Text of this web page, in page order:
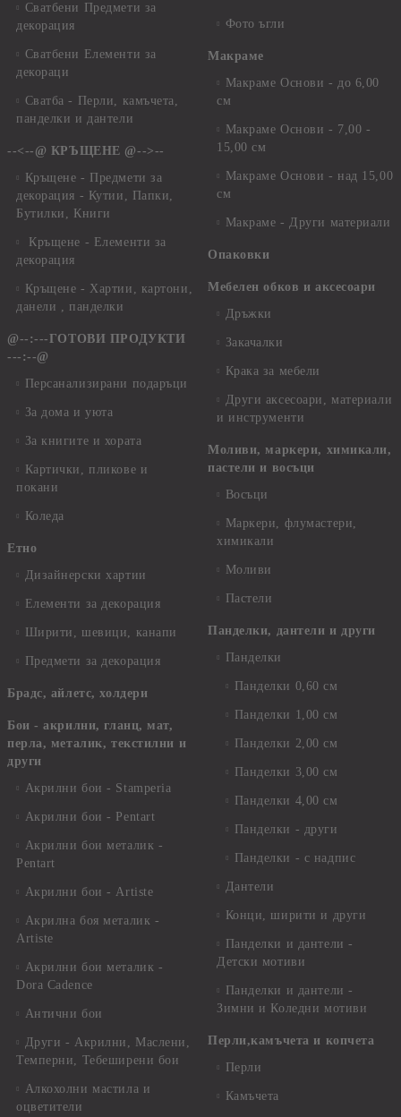
Сватбени Предмети за
декорация
Сватбени Елементи за
декораци
Сватба - Перли, камъчета,
панделки и дантели
--<--@ КРЪЩЕНЕ @-->--
Кръщене - Предмети за
декорация - Кутии, Папки,
Бутилки, Книги
Кръщене - Елементи за
декорация
Кръщене - Хартии, картони,
данели , панделки
@--:---ГОТОВИ ПРОДУКТИ
---:--@
Персанализирани подаръци
За дома и уюта
За книгите и хората
Картички, пликове и
покани
Коледа
Етно
Дизайнерски хартии
Елементи за декорация
Ширити, шевици, канапи
Предмети за декорация
Брадс, айлетс, холдери
Бои - акрилни, гланц, мат,
перла, металик, текстилни и
други
Акрилни бои - Stamperia
Акрилни бои - Pentart
Акрилни бои металик -
Pentart
Акрилни бои - Artiste
Акрилна боя металик -
Artiste
Акрилни бои металик -
Dora Cadence
Антични бои
Други - Акрилни, Маслени,
Темперни, Тебеширени бои
Алкохолни мастила и
оцветители
Фото ъгли
Макраме
Макраме Основи - до 6,00
см
Макраме Основи - 7,00 -
15,00 см
Макраме Основи - над 15,00
см
Макраме - Други материали
Опаковки
Мебелен обков и аксесоари
Дръжки
Закачалки
Крака за мебели
Други аксесоари, материали
и инструменти
Моливи, маркери, химикали,
пастели и восъци
Восъци
Маркери, флумастери,
химикали
Моливи
Пастели
Панделки, дантели и други
Панделки
Панделки 0,60 см
Панделки 1,00 см
Панделки 2,00 см
Панделки 3,00 см
Панделки 4,00 см
Панделки - други
Панделки - с надпис
Дантели
Конци, ширити и други
Панделки и дантели -
Детски мотиви
Панделки и дантели -
Зимни и Коледни мотиви
Перли,камъчета и копчета
Перли
Камъчета